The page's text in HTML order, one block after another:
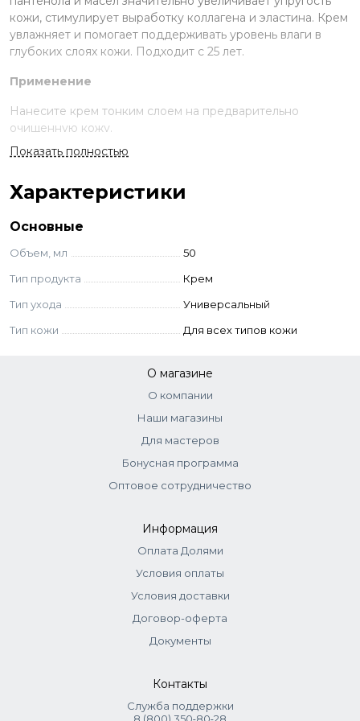
кожи, стимулирует выработку коллагена и эластина. Крем
увлажняет и помогает поддерживать уровень влаги в
глубоких слоях кожи. Подходит с 25 лет.
Применение
Нанесите крем тонким слоем на предварительно
очищенную кожу.
Ингредиенты
Витамин С
Витамин Е
Д-пантенол.
Aqua, runus Amygdalus Dulcis (Sweet Almond) Oil,
Isopentyldiol, Cetearyl Olivate, Caprylic/Capric Triglyceride,
Sorbitan Olivate, Cetyl Alcohol, Panthenol, Sodium Acrylates
Methylparaben, BHT, Parfum, Propylparaben, Disodium
EDTA, Ethylparaben, Hexyl Cinnamal, Glycerin, Sorbitol,
Sodium Ascorbyl Phosphate, Xanthan Gum.
Показать полностью
Характеристики
Основные
Объем, мл
50
Тип продукта
Крем
Тип ухода
Универсальный
Тип кожи
Для всех типов кожи
О магазине
О компании
Наши магазины
Для мастеров
Бонусная программа
Оптовое сотрудничество
Информация
Оплата Долями
Условия оплаты
Условия доставки
Договор-оферта
Документы
Контакты
Служба поддержки